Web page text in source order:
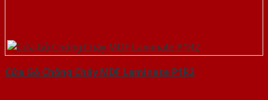
Cửa Gỗ Chống Cháy MDF Laminate P1R2